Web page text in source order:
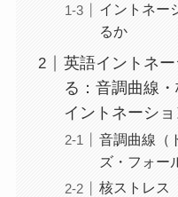
イントネー
るか
英語イントネ
る：音調曲線
イントネーショ
音調曲線（
ズ・フォー
核ストレス